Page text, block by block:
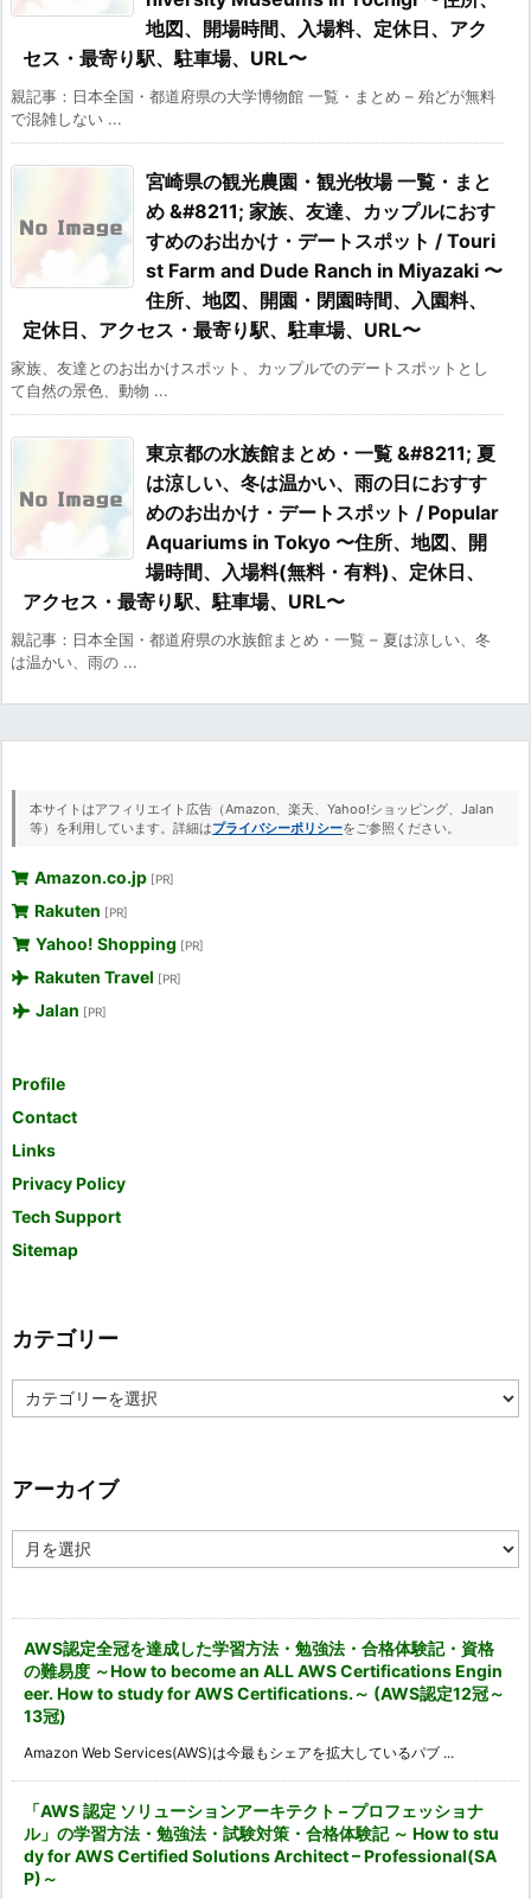
地図、開場時間、入場料、定休日、アク
セス・最寄り駅、駐車場、URL〜
親記事：日本全国・都道府県の大学博物館 一覧・まとめ – 殆どが無料
で混雑しない ...
宮崎県の観光農園・観光牧場 一覧・まと
め &#8211; 家族、友達、カップルにおす
すめのお出かけ・デートスポット / Touri
st Farm and Dude Ranch in Miyazaki 〜
住所、地図、開園・閉園時間、入園料、
定休日、アクセス・最寄り駅、駐車場、URL〜
家族、友達とのお出かけスポット、カップルでのデートスポットとし
て自然の景色、動物 ...
東京都の水族館まとめ・一覧 &#8211; 夏
は涼しい、冬は温かい、雨の日におすす
めのお出かけ・デートスポット / Popular
Aquariums in Tokyo 〜住所、地図、開
場時間、入場料(無料・有料)、定休日、
アクセス・最寄り駅、駐車場、URL〜
親記事：日本全国・都道府県の水族館まとめ・一覧 – 夏は涼しい、冬
は温かい、雨の ...
本サイトはアフィリエイト広告（Amazon、楽天、Yahoo!ショッピング、Jalan
等）を利用しています。詳細はプライバシーポリシーをご参照ください。
Amazon.co.jp [PR]
Rakuten [PR]
Yahoo! Shopping [PR]
Rakuten Travel [PR]
Jalan [PR]
Profile
Contact
Links
Privacy Policy
Tech Support
Sitemap
カテゴリー
テ
ー
アーカイブ
ー
AWS認定全冠を達成した学習方法・勉強法・合格体験記・資格
の難易度 ～How to become an ALL AWS Certifications Engin
eer. How to study for AWS Certifications.～ (AWS認定12冠～
13冠)
Amazon Web Services(AWS)は今最もシェアを拡大しているパブ ...
「AWS 認定 ソリューションアーキテクト – プロフェッショナ
ル」の学習方法・勉強法・試験対策・合格体験記 ～ How to stu
dy for AWS Certified Solutions Architect – Professional(SA
P)～